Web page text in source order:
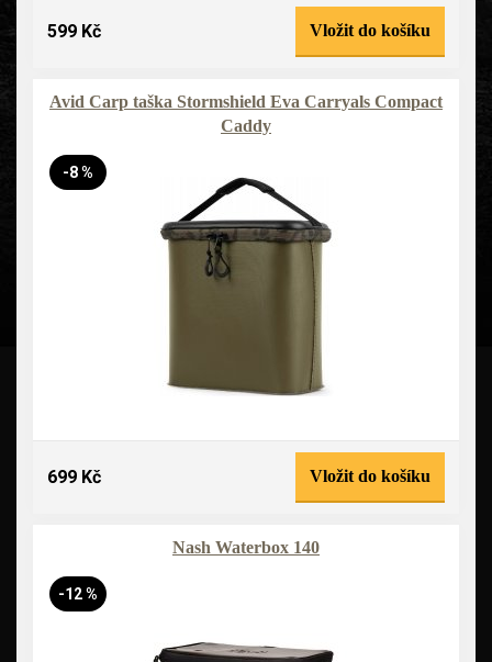
599 Kč Vložit do košíku
Avid Carp taška Stormshield Eva Carryals Compact
Caddy
-8 %
699 Kč Vložit do košíku
Nash Waterbox 140
-12 %